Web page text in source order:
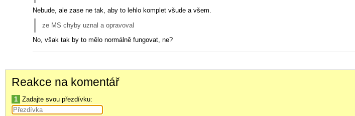
Nebude, ale zase ne tak, aby to lehlo komplet všude a všem.
ze MS chyby uznal a opravoval
No, však tak by to mělo normálně fungovat, ne?
Reakce na komentář
1 Zadajte svou přezdívku: